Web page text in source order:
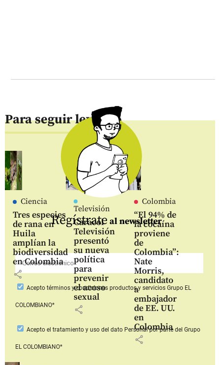
Para seguir leyendo
Ciencia
Tres especies
de rana en
Huila
amplían la
biodiversidad
en Colombia
share
Televisión
Caracol
Televisión
presentó
su nueva
política
para
prevenir
el acoso
sexual
share
Colombia
“El 94% de
la cocaína
proviene
de
Colombia”:
Nate
Morris,
candidato
a
embajador
de EE. UU.
en
Colombia
share
Regístrate al newsletter
Aceptotérminos y condiciones productos y serviciosGrupo EL
COLOMBIANO*
Acepto el tratamiento y uso del dato Personalpor parte del Grupo
EL COLOMBIANO*